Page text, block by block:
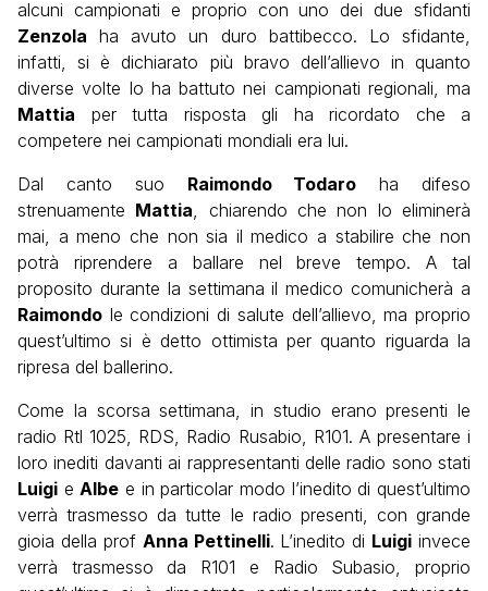
alcuni campionati e proprio con uno dei due sfidanti
Zenzola ha avuto un duro battibecco. Lo sfidante,
infatti, si è dichiarato più bravo dell’allievo in quanto
diverse volte lo ha battuto nei campionati regionali, ma
Mattia per tutta risposta gli ha ricordato che a
competere nei campionati mondiali era lui.
Dal canto suo Raimondo Todaro ha difeso
strenuamente Mattia , chiarendo che non lo eliminerà
mai, a meno che non sia il medico a stabilire che non
potrà riprendere a ballare nel breve tempo. A tal
proposito durante la settimana il medico comunicherà a
Raimondo le condizioni di salute dell’allievo, ma proprio
quest’ultimo si è detto ottimista per quanto riguarda la
ripresa del ballerino.
Come la scorsa settimana, in studio erano presenti le
radio Rtl 1025, RDS, Radio Rusabio, R101. A presentare i
loro inediti davanti ai rappresentanti delle radio sono stati
Luigi e Albe e in particolar modo l’inedito di quest’ultimo
verrà trasmesso da tutte le radio presenti, con grande
gioia della prof Anna Pettinelli. L’inedito di Luigi invece
verrà trasmesso da R101 e Radio Subasio, proprio